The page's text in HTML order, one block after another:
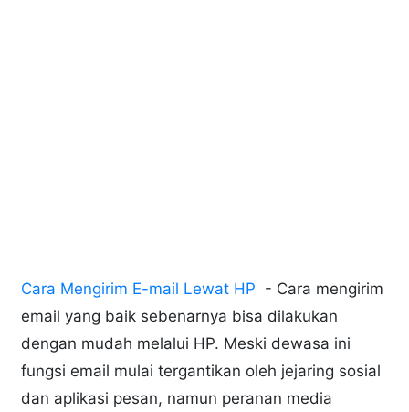
Cara Mengirim E-mail Lewat HP - Cara mengirim
email yang baik sebenarnya bisa dilakukan
dengan mudah melalui HP. Meski dewasa ini
fungsi email mulai tergantikan oleh jejaring sosial
dan aplikasi pesan, namun peranan media